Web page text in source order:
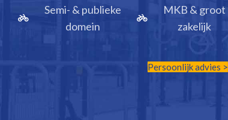
Semi- & publieke
domein
MKB & groot
zakelijk
Persoonlijk advies >